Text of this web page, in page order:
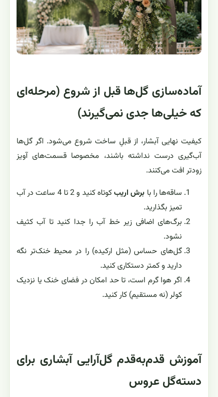
آماده‌سازی گل‌ها قبل از شروع (مرحله‌ای
که خیلی‌ها جدی نمی‌گیرند)
کیفیت نهایی آبشار، از قبلِ ساخت شروع می‌شود. اگر گل‌ها
آب‌گیری درست نداشته باشند، مخصوصا قسمت‌های آویز
زودتر افت می‌کنند.
ساقه‌ها را با برش اریب
کوتاه کنید و 2 تا 4 ساعت در آب
تمیز بگذارید.
برگ‌های اضافی زیر خط آب را جدا کنید تا آب کثیف
نشود.
گل‌های حساس (مثل ارکیده) را در محیط خنک‌تر نگه
دارید و کمتر دستکاری کنید.
اگر هوا گرم است، تا حد امکان در فضای خنک یا نزدیک
کولر (نه مستقیم) کار کنید.
آموزش قدم‌به‌قدم گل‌آرایی آبشاری برای
دسته‌گل عروس